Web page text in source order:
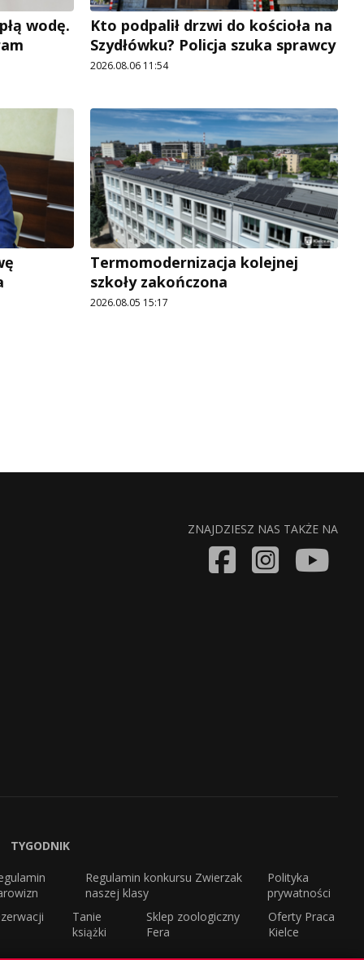
wodę.
Kto podpalił drzwi do kościoła na
Szydłówku? Policja szuka sprawcy
2026.08.06 11:54
Termomodernizacja kolejnej
szkoły zakończona
2026.08.05 15:17
ZNAJDZIESZ NAS TAKŻE NA
TYGODNIK
Regulamin konkursu Zwierzak
naszej klasy
Polityka
prywatności
Tanie
książki
Sklep zoologiczny
Fera
Oferty Praca
Kielce